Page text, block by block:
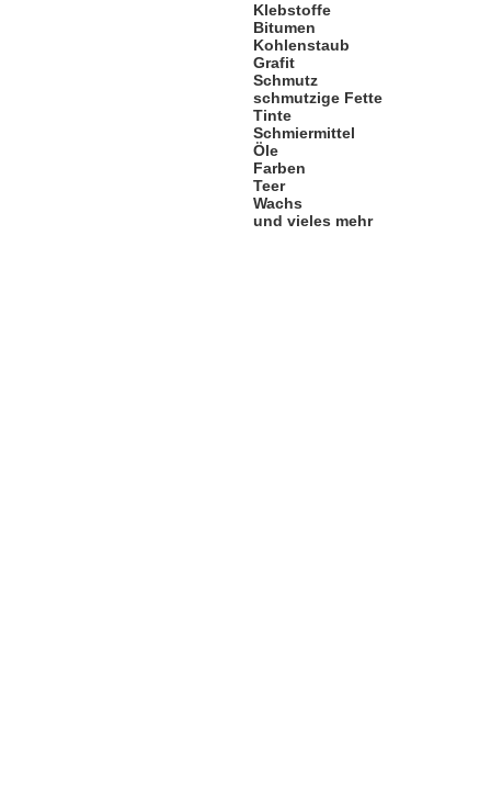
Klebstoffe
Bitumen
Kohlenstaub
Grafit
Schmutz
schmutzige Fette
Tinte
Schmiermittel
Öle
Farben
Teer
Wachs
und vieles mehr